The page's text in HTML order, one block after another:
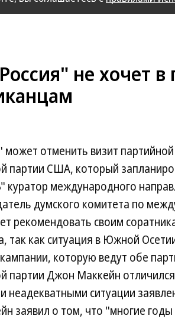
не хочет в
может отменить визит
партии США, который
куратор международного
думского комитета по
рекомендовать своим
так как ситуация в Южной
которую ведут обе
партии Джон Маккейн
неадекватными ситуации
заявил о том, что "многие